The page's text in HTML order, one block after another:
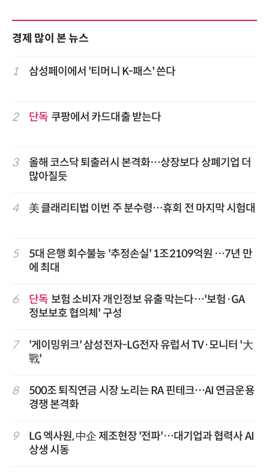
경제 많이 본 뉴스
1 삼성페이에서 '티머니 K-패스' 쓴다
2 단독 쿠팡에서 카드대출 받는다
3
올해 코스닥 퇴출러시 본격화…상장보다 상폐기업 더
많아질듯
4 美 클래리티법 이번 주 분수령…휴회 전 마지막 시험대
5
5대 은행 회수불능 '추정손실' 1조2109억원 …7년 만
에 최대
6 단독 보험 소비자 개인정보 유출 막는다…'보험·GA
정보보호 협의체' 구성
7
'게이밍위크' 삼성전자-LG전자 유럽서 TV·모니터 '大
戰'
8
500조 퇴직연금 시장 노리는 RA 핀테크…AI 연금운용
경쟁 본격화
9
LG 엑사원, 中企 제조현장 '전파'…대기업과 협력사 AI
상생 시동